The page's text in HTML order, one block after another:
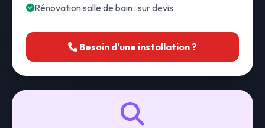
Rénovation salle de bain : sur devis
Besoin d'une installation ?